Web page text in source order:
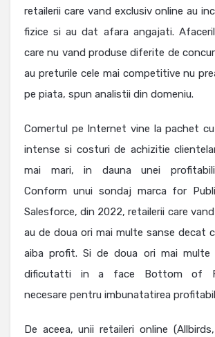
retailerii care vand exclusiv online au
fizice si au dat afara angajati.
care nu vand produse diferite de
au preturile cele mai competitive nu
pe piata, spun analistii din domeniu.
Comertul pe Internet vine la pachet
intense si costuri de achizitie
mai mari, in dauna unei
Conform unui sondaj marca for
Salesforce, din 2022, retailerii care
au de doua ori mai multe sanse decat
aiba profit. Si de doua ori mai multe
dificutatti in a face Bottom of
necesare pentru imbunatatirea
De aceea, unii retaileri online